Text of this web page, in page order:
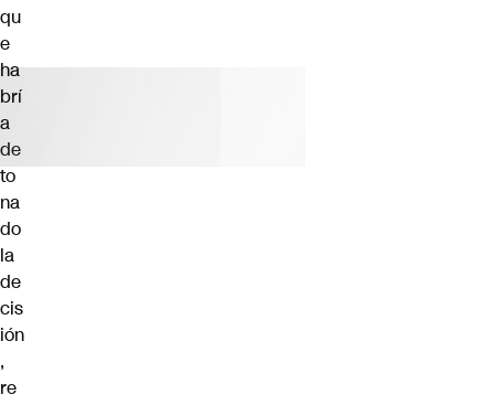
qu
e
ha
brí
a
de
to
na
do
la
de
cis
ión
,
re